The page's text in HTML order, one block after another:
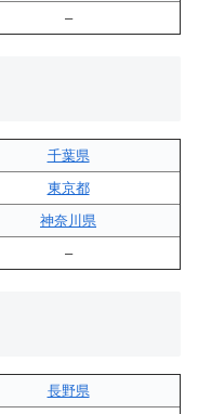
–
千葉県
東京都
神奈川県
–
長野県